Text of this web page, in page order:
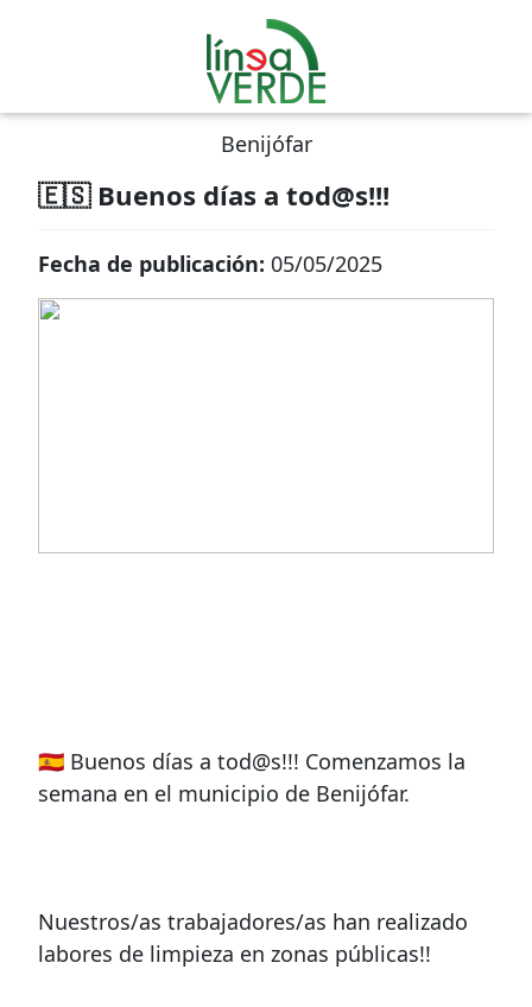
Benijófar
🇪🇸 Buenos días a tod@s!!!
Fecha de publicación: 05/05/2025
🇪🇸 Buenos días a tod@s!!! Comenzamos la
semana en el municipio de Benijófar.
Nuestros/as trabajadores/as han realizado
labores de limpieza en zonas públicas!!